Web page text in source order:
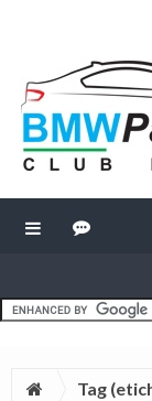
Tag